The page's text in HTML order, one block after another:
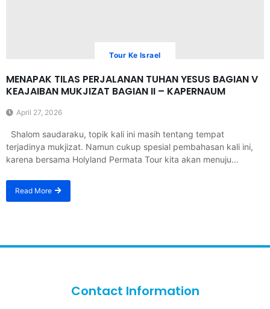
Tour Ke Israel
MENAPAK TILAS PERJALANAN TUHAN YESUS BAGIAN V
KEAJAIBAN MUKJIZAT BAGIAN II – KAPERNAUM
April 27, 2026
Shalom saudaraku, topik kali ini masih tentang tempat
terjadinya mukjizat. Namun cukup spesial pembahasan kali ini,
karena bersama Holyland Permata Tour kita akan menuju...
Read More
Contact Information